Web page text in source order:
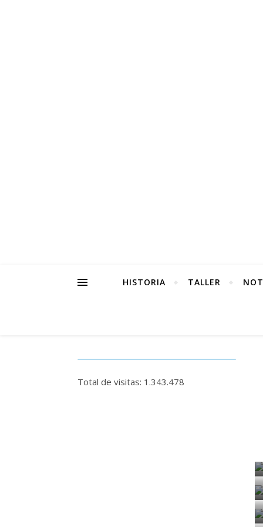
HISTORIA TALLER
Total de visitas: 1.343.478